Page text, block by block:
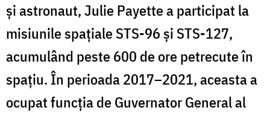
și astronaut, Julie Payette a participat la
misiunile spațiale STS-96 și STS-127,
acumulând peste 600 de ore petrecute în
spațiu. În perioada 2017–2021, aceasta a
ocupat funcția de Guvernator General al